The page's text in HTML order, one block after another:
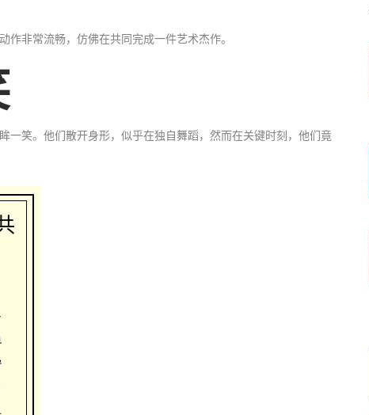
非常流畅，仿佛在共同完成一件艺术杰作。
笑。他们散开身形，似乎在独自舞蹈，然而在关键时刻，他们竟